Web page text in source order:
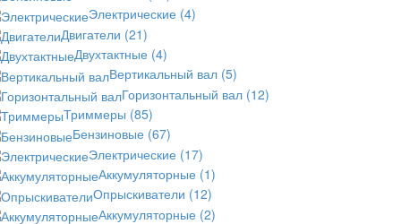
Электрические (4)
Двигатели (21)
Двухтактные (4)
Вертикальный вал (5)
Горизонтальный вал (12)
Триммеры (85)
Бензиновые (67)
Электрические (17)
Аккумуляторные (1)
Опрыскиватели (12)
Аккумуляторные (2)